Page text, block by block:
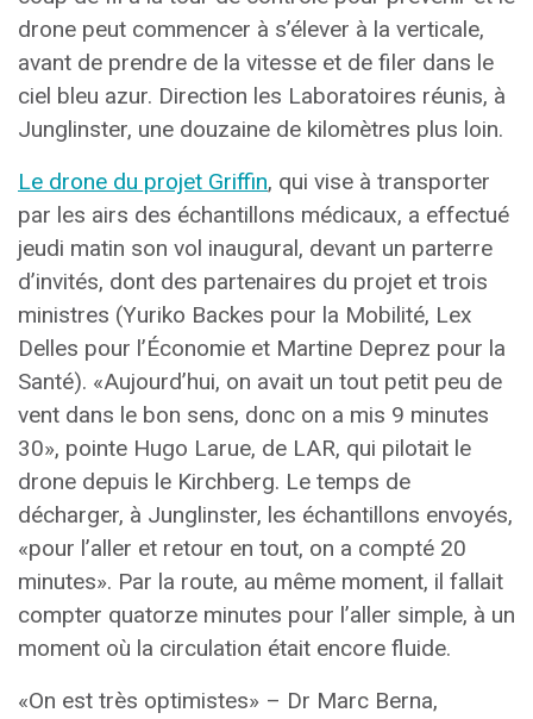
drone peut commencer à s’élever à la verticale,
avant de prendre de la vitesse et de filer dans le
ciel bleu azur. Direction les Laboratoires réunis, à
Junglinster, une douzaine de kilomètres plus loin.
Le drone du projet Griffin, qui vise à transporter
par les airs des échantillons médicaux, a effectué
jeudi matin son vol inaugural, devant un parterre
d’invités, dont des partenaires du projet et trois
ministres (Yuriko Backes pour la Mobilité, Lex
Delles pour l’Économie et Martine Deprez pour la
Santé). «Aujourd’hui, on avait un tout petit peu de
vent dans le bon sens, donc on a mis 9 minutes
30», pointe Hugo Larue, de LAR, qui pilotait le
drone depuis le Kirchberg. Le temps de
décharger, à Junglinster, les échantillons envoyés,
«pour l’aller et retour en tout, on a compté 20
minutes». Par la route, au même moment, il fallait
compter quatorze minutes pour l’aller simple, à un
moment où la circulation était encore fluide.
«On est très optimistes» – Dr Marc Berna,